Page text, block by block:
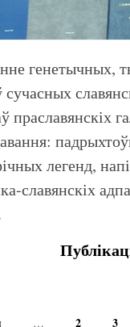
генетычных,
сучасных
праславянскіх
легенд,
славянскіх
… 2
3